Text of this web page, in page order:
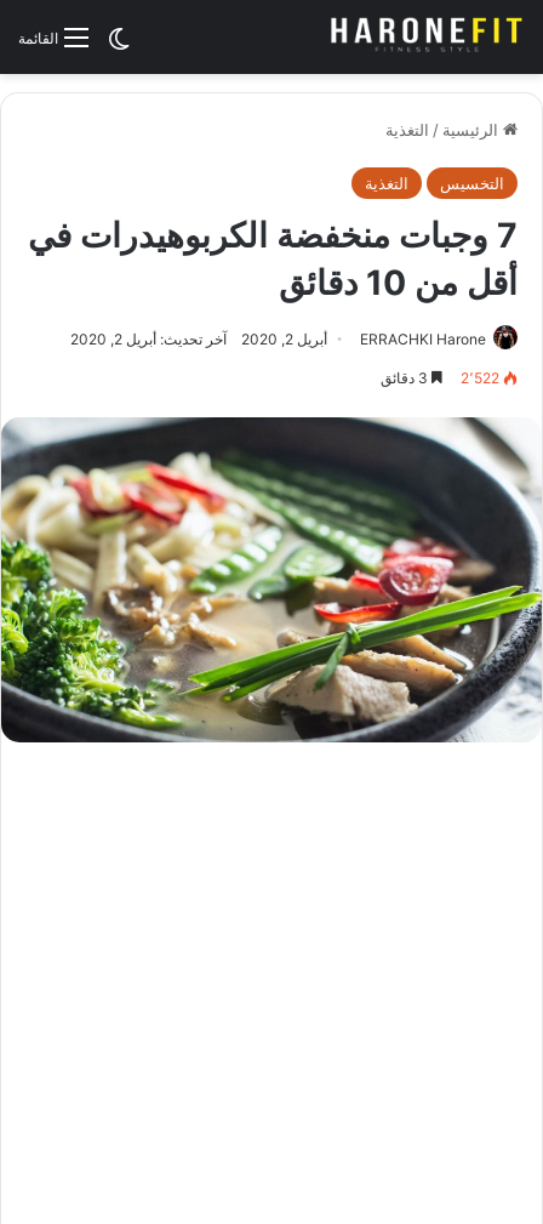
القائمةالوضع
الرئيسية / التغذية
التخسيس التغذية
7 وجبات منخفضة الكربوهيدرات في
أقل من 10 دقائق
ERRACHKI Harone أبريل 2, 2020 آخر تحديث: أبريل 2, 2020
2٬522